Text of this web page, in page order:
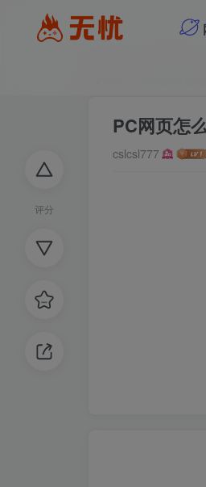
评分
PC网页怎
cslcsl777